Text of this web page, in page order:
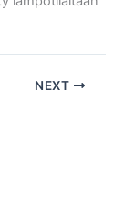
NEXT